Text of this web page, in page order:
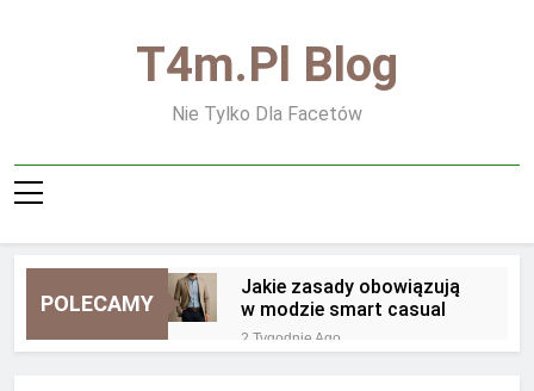
T4m.pl Blog
Nie Tylko Dla Facetów
POLECAMY
Jakie zasady obowiązują
w modzie smart casual
2 Tygodnie Ago